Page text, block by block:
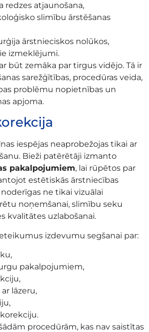
redzes atjaunošana,
slimību ārstēšanas
ārstnieciskos nolūkos,
izmeklējumi.
būt zemāka par tirgus vidējo. Tā ir
sarežģītības, procedūras veida,
problēmu nopietnības un
apjoma.
iespējas neaprobežojas tikai ar
Bieži patērētāji izmanto
pakalpojumiem, lai rūpētos par
estētiskās ārstniecības
noderīgas ne tikai vizuālai
noņemšanai, slimību seku
kvalitātes uzlabošanai.
izdevumu segšanai par:
pakalpojumiem,
lāzeru,
procedūrām, kas nav saistītas